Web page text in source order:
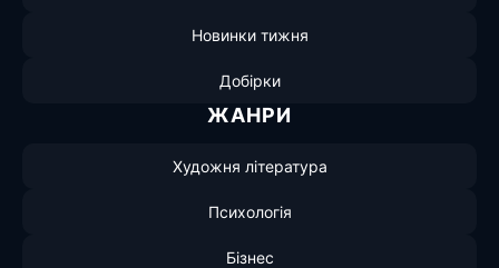
Новинки тижня
Добірки
ЖАНРИ
Художня література
Психологія
Бізнес